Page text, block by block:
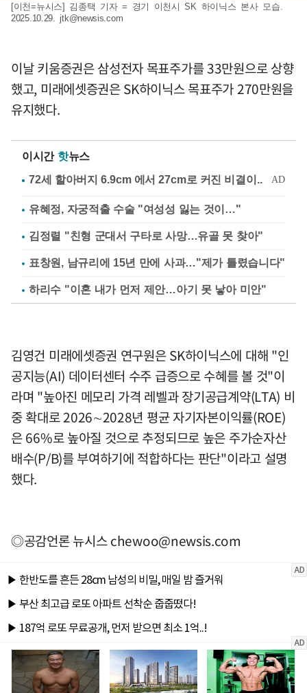
[이천=뉴시스] 김종택 기자 = 경기 이천시 SK 하이닉스 본사 모습.
2025.10.29. jtk@newsis.com
이날 키움증권은 삼성전자 목표주가를 33만원으로 상향
했고, 미래에셋증권은 SK하이닉스 목표주가 270만원을
유지했다.
이시간 핫뉴스
유혜정, 자궁적출 수술 "여성성 잃는 것이…"
김정렬 "친형 군대서 구타로 사망…유골 못 찾아"
표창원, 남규리에 15년 만에 사과…"제가 틀렸습니다"
하리수 "이혼 내가 먼저 제안…아기 못 낳아 미안"
김영건 미래에셋증권 연구원은 SK하이닉스에 대해 "인
공지능(AI) 데이터센터 수주 급증으로 수혜를 볼 것"이
라며 "높아진 메모리 가격 레벨과 장기공급계약(LTA) 비
중 확대로 2026∼2028년 평균 자기자본이익률(ROE)
은 66%로 높아질 것으로 추정되므로 높은 주가순자산
배수(P/B)를 부여하기에 적합하다는 판단"이라고 설명
했다.
◎공감언론 뉴시스chewoo@newsis.com